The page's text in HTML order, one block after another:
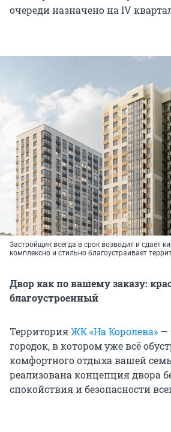
очереди назначено на IV
Застройщик всегда в срок возводит и сдает
комплексно и стильно благоустраивает
Двор как по вашему заказу:
благоустроенный
ТерриторияЖК «На Королева» —
городок, в котором уже всё
комфортного отдыха вашей
реализована концепция двора
спокойствия и безопасности